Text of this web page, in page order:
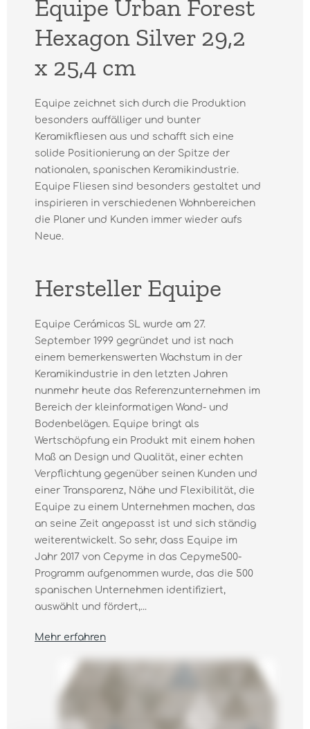
Equipe Urban Forest
Hexagon Silver 29,2
x 25,4 cm
Equipe zeichnet sich durch die Produktion
besonders auffälliger und bunter
Keramikfliesen aus und schafft sich eine
solide Positionierung an der Spitze der
nationalen, spanischen Keramikindustrie.
Equipe Fliesen sind besonders gestaltet und
inspirieren in verschiedenen Wohnbereichen
die Planer und Kunden immer wieder aufs
Neue.
Hersteller Equipe
Equipe Cerámicas SL wurde am 27.
September 1999 gegründet und ist nach
einem bemerkenswerten Wachstum in der
Keramikindustrie in den letzten Jahren
nunmehr heute das Referenzunternehmen im
Bereich der kleinformatigen Wand- und
Bodenbelägen. Equipe bringt als
Wertschöpfung ein Produkt mit einem hohen
Maß an Design und Qualität, einer echten
Verpflichtung gegenüber seinen Kunden und
einer Transparenz, Nähe und Flexibilität, die
Equipe zu einem Unternehmen machen, das
an seine Zeit angepasst ist und sich ständig
weiterentwickelt. So sehr, dass Equipe im
Jahr 2017 von Cepyme in das Cepyme500-
Programm aufgenommen wurde, das die 500
spanischen Unternehmen identifiziert,
auswählt und fördert,...
Mehr erfahren